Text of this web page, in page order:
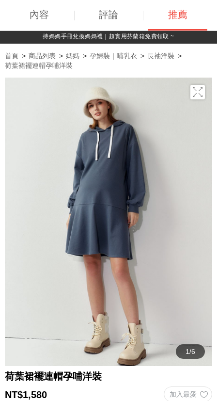
持媽媽手冊兌換媽媽禮｜超實用芬蘭箱免費領取 ~
首頁 商品列表 媽媽 孕婦裝｜哺乳衣
長袖洋裝
荷葉裙襬連帽孕哺洋裝
荷葉裙襬連帽孕哺洋裝
NT$1,580
內容 評論 推薦